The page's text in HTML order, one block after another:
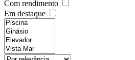
Com rendimento
Em destaque
features